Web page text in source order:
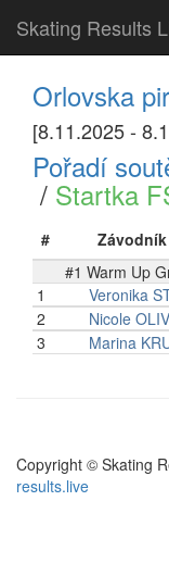
Skating Results
Orlovska
[8.11.2025 -
Pořadí
/ Startka
#
Závodník
#1 Warm Up
1
Veronika
2
Nicole
3
Marina
Copyright © Skating
results.live